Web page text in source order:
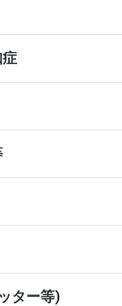
ター等)